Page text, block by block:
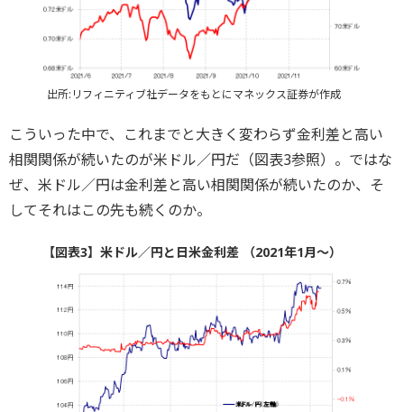
出所:リフィニティブ社データをもとにマネックス証券が作成
こういった中で、これまでと大きく変わらず金利差と高い
相関関係が続いたのが米ドル／円だ（図表3参照）。ではな
ぜ、米ドル／円は金利差と高い相関関係が続いたのか、そ
してそれはこの先も続くのか。
【図表3】米ドル／円と日米金利差 （2021年1月～）